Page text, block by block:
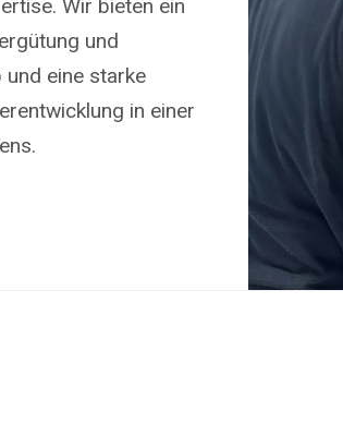
Wir bieten ein
und
eine starke
in einer